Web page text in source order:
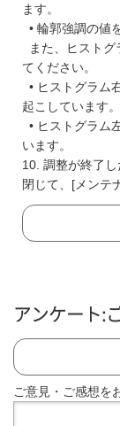
ます。
• 輪郭強調の値
また、ヒストグ
てください。
• ヒストグラム
起こしています。
• ヒストグラム
います。
10. 調整が終了
閉じて、[メンテ
アンケート:
ご意見・ご感想を